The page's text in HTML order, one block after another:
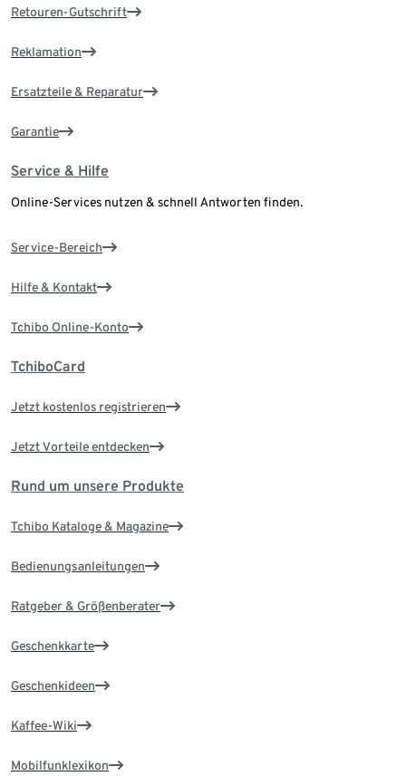
Retouren-Gutschrift
Reklamation
Ersatzteile & Reparatur
Garantie
Service & Hilfe
Online-Services nutzen & schnell Antworten finden.
Service-Bereich
Hilfe & Kontakt
Tchibo Online-Konto
TchiboCard
Jetzt kostenlos registrieren
Jetzt Vorteile entdecken
Rund um unsere Produkte
Tchibo Kataloge & Magazine
Bedienungsanleitungen
Ratgeber & Größenberater
Geschenkkarte
Geschenkideen
Kaffee-Wiki
Mobilfunklexikon